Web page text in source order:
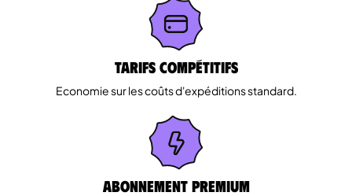
Tarifs Compétitifs
Economie sur les coûts d'expéditions standard.
Abonnement Premium